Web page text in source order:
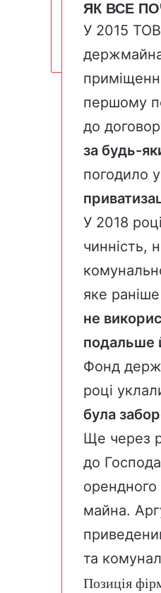
ЯК ВСЕ
У 2015 ТОВ
першому
до
за будь-
погодило
У 2018
чинність,
яке
не
подальше
Фонд
році
була
Ще через
до
орендного
майна.
та
Позиція